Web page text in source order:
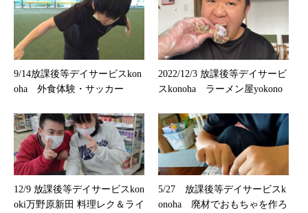
9/14放課後等デイサービスkon
oha 外食体験・サッカー
2022/12/3 放課後等デイサービ
スkonoha ラーメン屋yokono
12/9 放課後等デイサービスkon
oki万野原新田 料理レク＆ライ
5/27 放課後等デイサービスk
onoha 廃材でおもちゃを作ろ